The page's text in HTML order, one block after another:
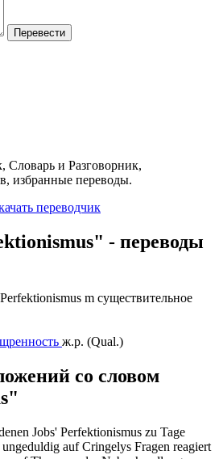
Словарь и Разговорник,
избранные переводы.
- переводы
Perfektionismus m существительное
ж.р. (Qual.)
со словом
Jobs' Perfektionismus zu Tage
auf Cringelys Fragen reagiert